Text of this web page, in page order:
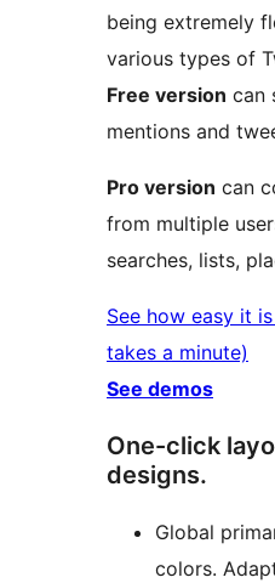
being extremely
various types of
Free version can
mentions and
Pro version can
from multiple
searches, lists,
See how easy it
takes a minute)
See demos
One-click
designs.
Global
colors.